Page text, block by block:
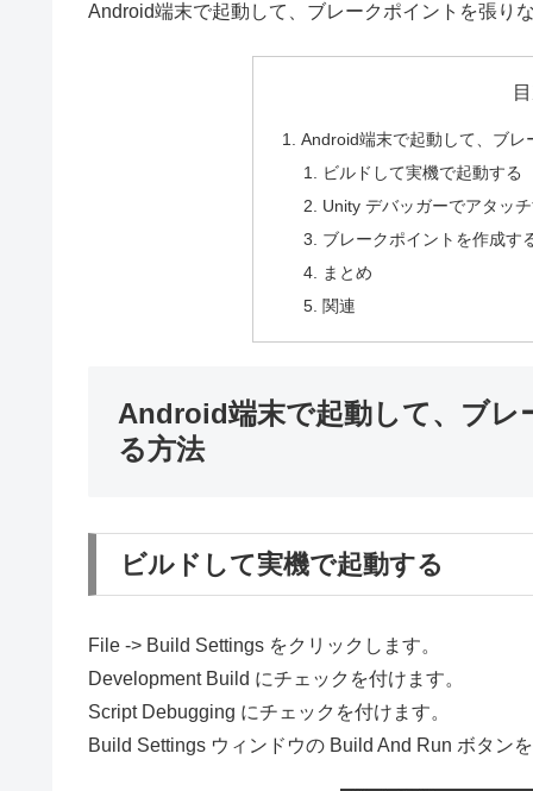
Android端末で起動して、ブレークポイントを張り
Android端末で起動して、ブ
ビルドして実機で起動する
Unity デバッガーでアタッ
ブレークポイントを作成す
まとめ
関連
Android端末で起動して、ブレ
る方法
ビルドして実機で起動する
File -> Build Settings をクリックします。
Development Build にチェックを付けます。
Script Debugging にチェックを付けます。
Build Settings ウィンドウの Build And Run ボタン